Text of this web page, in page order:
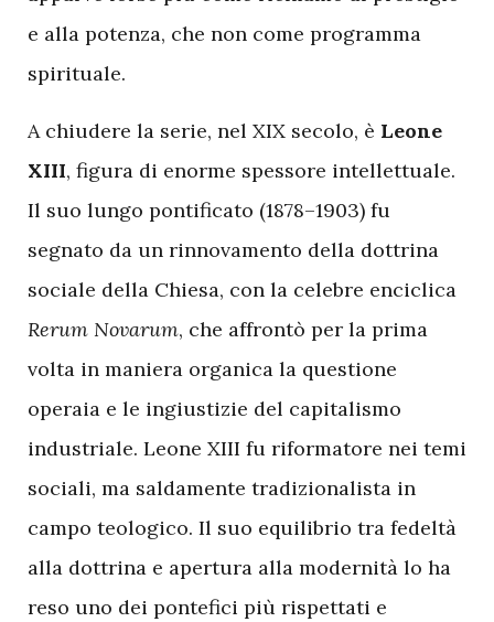
e alla potenza, che non come programma
spirituale.
A chiudere la serie, nel XIX secolo, è Leone
XIII, figura di enorme spessore intellettuale.
Il suo lungo pontificato (1878–1903) fu
segnato da un rinnovamento della dottrina
sociale della Chiesa, con la celebre enciclica
Rerum Novarum, che affrontò per la prima
volta in maniera organica la questione
operaia e le ingiustizie del capitalismo
industriale. Leone XIII fu riformatore nei temi
sociali, ma saldamente tradizionalista in
campo teologico. Il suo equilibrio tra fedeltà
alla dottrina e apertura alla modernità lo ha
reso uno dei pontefici più rispettati e